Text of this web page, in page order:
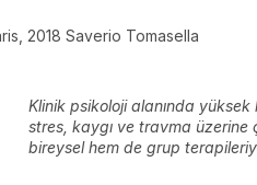
2018 Saverio Tomasella
Klinik psikoloji alanında yüksek
stres, kaygı ve travma üzerine
bireysel hem de grup